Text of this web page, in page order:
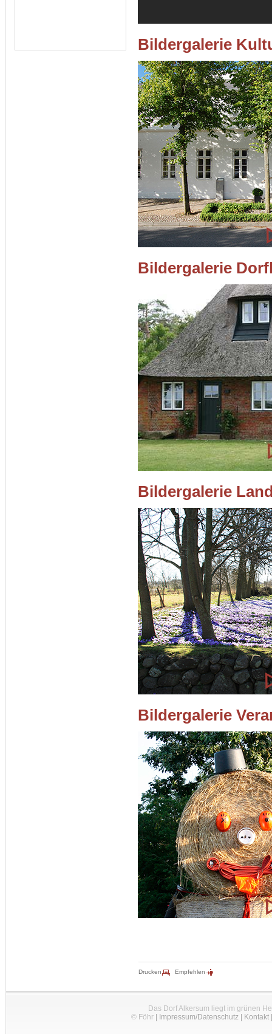
Bildergalerie
Bildergalerie
Bildergalerie
Bildergalerie
Drucken Empfehlen
Das Dorf Alkersum liegt im grünen
© Föhr| Impressum/Datenschutz| Kontakt